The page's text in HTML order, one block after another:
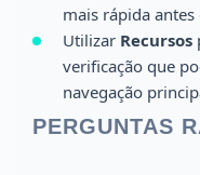
mais rápida
Utilizar Recursos
verificação que
navegação
PERGUNTAS